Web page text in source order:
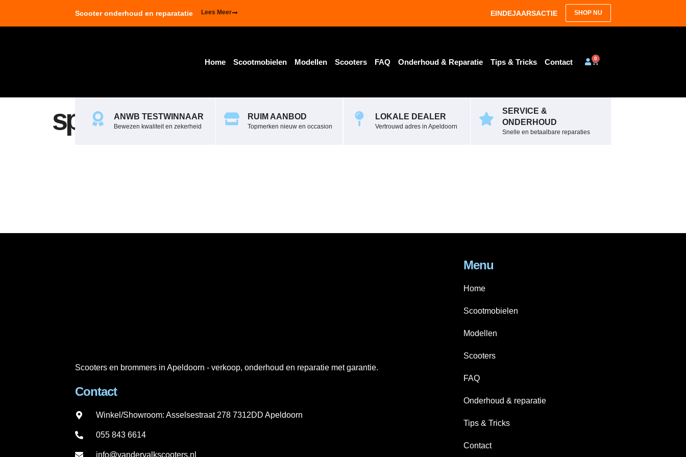
Scooter onderhoud en reparatatie Lees Meer EINDEJAARSACTIE SHOP NU
Home Scootmobielen Modellen Scooters FAQ Onderhoud & Reparatie Tips & Tricks Contact 0
ANWB TESTWINNAAR
Bewezen kwaliteit en zekerheid
RUIM AANBOD
Topmerken nieuw en occasion
LOKALE DEALER
Vertrouwd adres in Apeldoorn
SERVICE &
ONDERHOUD
Snelle en betaalbare reparaties
spb._bing_19mm_4
Scooters en brommers in Apeldoorn - verkoop, onderhoud en reparatie met garantie.
Contact
Winkel/Showroom: Asselsestraat 278 7312DD Apeldoorn
055 843 6614
info@vandervalkscooters.nl
Menu
Home
Scootmobielen
Modellen
Scooters
FAQ
Onderhoud & reparatie
Tips & Tricks
Contact